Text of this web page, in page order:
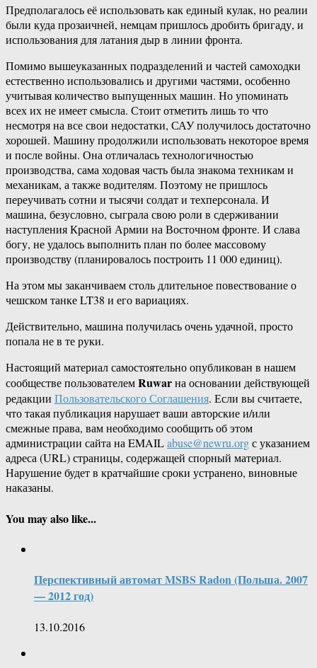
Предполагалось её использовать как единый кулак, но реалии
были куда прозаичней, немцам пришлось дробить бригаду, и
использования для латания дыр в линии фронта.
Помимо вышеуказанных подразделений и частей самоходки
естественно использовались и другими частями, особенно
учитывая количество выпущенных машин. Но упоминать
всех их не имеет смысла. Стоит отметить лишь то что
несмотря на все свои недостатки, САУ получилось достаточно
хорошей. Машину продолжили использовать некоторое время
и после войны. Она отличалась технологичностью
производства, сама ходовая часть была знакома техникам и
механикам, а также водителям. Поэтому не пришлось
переучивать сотни и тысячи солдат и техперсонала. И
машина, безусловно, сыграла свою роли в сдерживании
наступления Красной Армии на Восточном фронте. И слава
богу, не удалось выполнить план по более массовому
производству (планировалось построить 11 000 единиц).
На этом мы заканчиваем столь длительное повествование о
чешском танке LT38 и его вариациях.
Действительно, машина получилась очень удачной, просто
попала не в те руки.
Настоящий материал самостоятельно опубликован в нашем
сообществе пользователемRuwarна основании действующей
редакции Пользовательского Соглашения. Если вы считаете,
что такая публикация нарушает ваши авторские и/или
смежные права, вам необходимо сообщить об этом
администрации сайта на EMAILabuse@newru.orgс указанием
адреса (URL) страницы, содержащей спорный материал.
Нарушение будет в кратчайшие сроки устранено, виновные
наказаны.
You may also like...
Перспективный автомат MSBS Radon (Польша. 2007
— 2012 год)
13.10.2016